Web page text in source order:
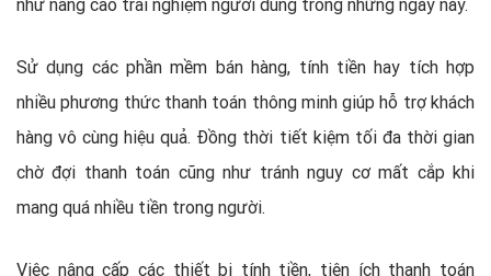
như nâng cao trải nghiệm người dùng trong những ngày này.
Sử dụng các phần mềm bán hàng, tính tiền hay tích hợp
nhiều phương thức thanh toán thông minh giúp hỗ trợ khách
hàng vô cùng hiệu quả. Đồng thời tiết kiệm tối đa thời gian
chờ đợi thanh toán cũng như tránh nguy cơ mất cắp khi
mang quá nhiều tiền trong người.
Việc nâng cấp các thiết bị tính tiền, tiện ích thanh toán